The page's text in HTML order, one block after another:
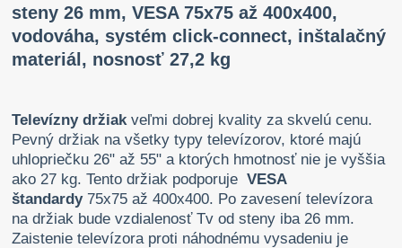
steny 26 mm, VESA 75x75 až 400x400,
vodováha, systém click-connect, inštalačný
materiál, nosnosť 27,2 kg
Televízny držiak veľmi dobrej kvality za skvelú cenu.
Pevný držiak na všetky typy televízorov, ktoré majú
uhlopriečku 26" až 55" a ktorých hmotnosť nie je vyššia
ako 27 kg. Tento držiak podporujeVESA
štandardy75x75 až 400x400. Po zavesení televízora
na držiak bude vzdialenosť Tv od steny iba 26 mm.
Zaistenie televízora proti náhodnému vysadeniu je